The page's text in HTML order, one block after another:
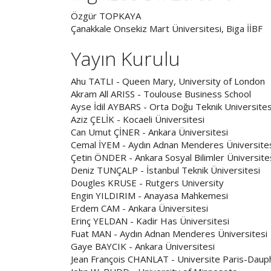
Özgür TOPKAYA
Çanakkale Onsekiz Mart Üniversitesi, Biga İİBF
Yayın Kurulu
Ahu TATLI - Queen Mary, University of London
Akram All ARISS - Toulouse Business School
Ayse İdil AYBARS - Orta Doğu Teknik
Aziz ÇELİK - Kocaeli Üniversitesi
Can Umut ÇİNER - Ankara Üniversitesi
Cemal İYEM - Aydın Adnan Menderes
Çetin ÖNDER - Ankara Sosyal Bilimler
Deniz TUNÇALP - İstanbul Teknik Üniversitesi
Dougles KRUSE - Rutgers University
Engin YILDIRIM - Anayasa Mahkemesi
Erdem CAM - Ankara Üniversitesi
Erinç YELDAN - Kadir Has Üniversitesi
Fuat MAN - Aydın Adnan Menderes Üniversitesi
Gaye BAYCIK - Ankara Üniversitesi
Jean François CHANLAT - Universite Paris-